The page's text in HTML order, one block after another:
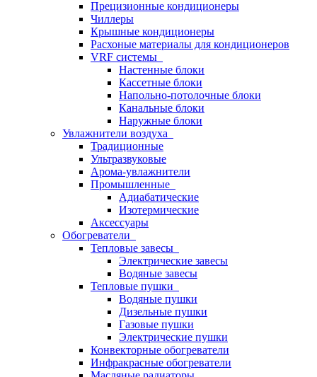
Прецизионные кондиционеры
Чиллеры
Крышные кондиционеры
Расхоные материалы для кондиционеров
VRF системы
Настенные блоки
Кассетные блоки
Напольно-потолочные блоки
Канальные блоки
Наружные блоки
Увлажнители воздуха
Традиционные
Ультразвуковые
Арома-увлажнители
Промышленныe
Адиабатические
Изотермические
Аксессуары
Обогреватели
Тепловые завесы
Электрические завесы
Водяные завесы
Тепловые пушки
Водяные пушки
Дизельные пушки
Газовые пушки
Электрические пушки
Конвекторные обогреватели
Инфракрасные обогреватели